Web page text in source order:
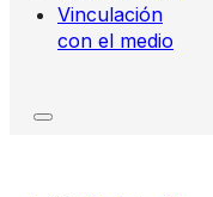
Vinculación
con el medio